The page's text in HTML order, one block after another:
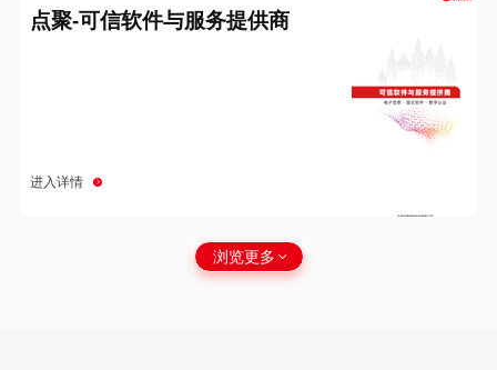
点聚-可信软件与服务提供商
进入详情
浏览更多